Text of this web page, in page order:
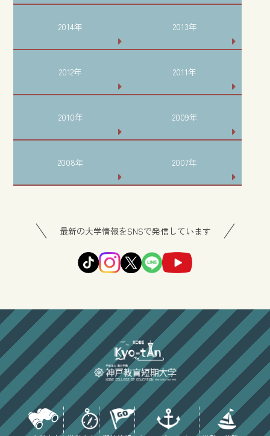
2014年 2013年
2012年 2011年
2010年 2009年
2008年 2007年
最新の大学情報をSNSで発信しています